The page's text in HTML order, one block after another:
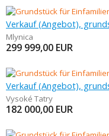
Verkauf (Angebot),
Mlynica
299 999,00 EUR
Verkauf (Angebot),
Vysoké Tatry
182 000,00 EUR